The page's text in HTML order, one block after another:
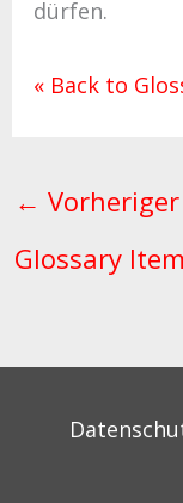
dürfen.
« Back to
← Vorheriger
Glossary Item